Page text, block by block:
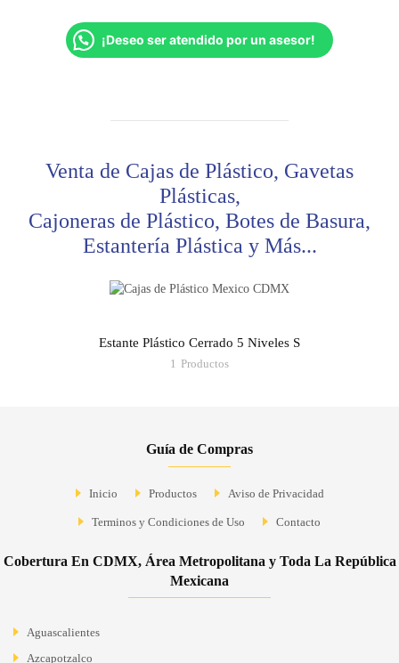
¡Deseo ser atendido por un asesor!
Venta de Cajas de Plástico, Gavetas
Plásticas,
Cajoneras de Plástico, Botes de Basura,
Estantería Plástica y Más...
Estante Plástico Cerrado 5 Niveles S
1 Productos
Guía de Compras
Inicio Productos Aviso de Privacidad
Terminos y Condiciones de Uso Contacto
Cobertura En CDMX, Área Metropolitana y Toda La República
Mexicana
Aguascalientes
Azcapotzalco